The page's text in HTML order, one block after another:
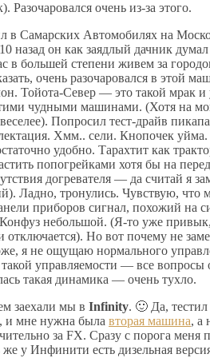
Разочаровался очень из-за этого.
в Самарских Автомобилях на
назад он как заядлый дачник
в большей степени живем за
очень разочаровался в этой
Тойота-Север — это такой мрак
чудными машинами. (Хотя на
Попросил тест-драйв
Хмм.. сели. Кнопочек
удобно. Тарахтит как
попогрейками хотя бы на
догревателя — да считай я
Ладно, тронулись. Чувствую, что
приборов сигнал, похожий
небольшой. (Я-то уже
отключается). Но вот почему не
я не ощущаю нормального
управляемости — все
такая динамика — очень тухло.
заехали мы в Infinity. 🙂 Да,
мне нужна была вторая машина, а
за FX. Сразу с порога
у Инфинити есть дизельная